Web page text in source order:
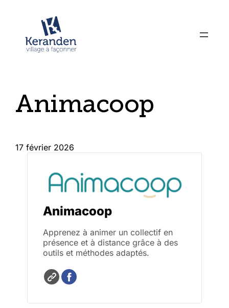
Animacoop
17 février 2026
Animacoop
Apprenez à animer un collectif en
présence et à distance grâce à des
outils et méthodes adaptés.